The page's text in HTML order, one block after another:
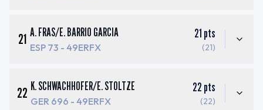
21 A. FRAS/E. BARRIO GARCIA
ESP 73 - 49ERFX
21 pts
(21)
22 K. SCHWACHHOFER/E. STOLTZE
GER 696 - 49ERFX
22 pts
(22)